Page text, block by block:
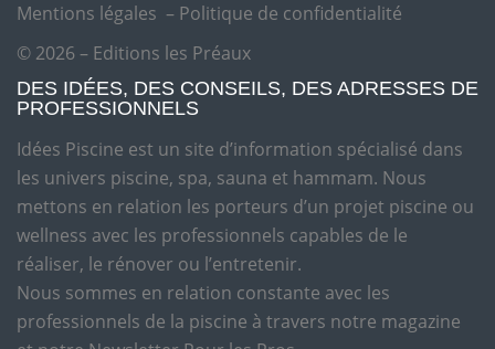
Mentions légales – Politique de confidentialité
© 2026 – Editions les Préaux
DES IDÉES, DES CONSEILS, DES ADRESSES DE
PROFESSIONNELS
Idées Piscine est un site d’information spécialisé dans
les univers piscine, spa, sauna et hammam. Nous
mettons en relation les porteurs d’un projet piscine ou
wellness avec les professionnels capables de le
réaliser, le rénover ou l’entretenir.
Nous sommes en relation constante avec les
professionnels de la piscine à travers notre magazine